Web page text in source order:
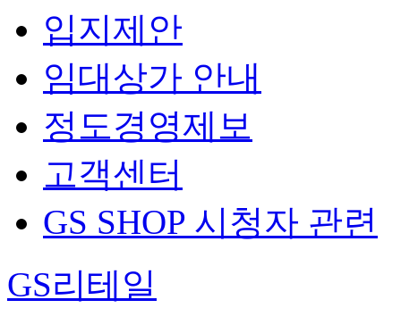
입지제안
임대상가 안내
정도경영제보
고객센터
GS SHOP 시청자 관련
GS리테일